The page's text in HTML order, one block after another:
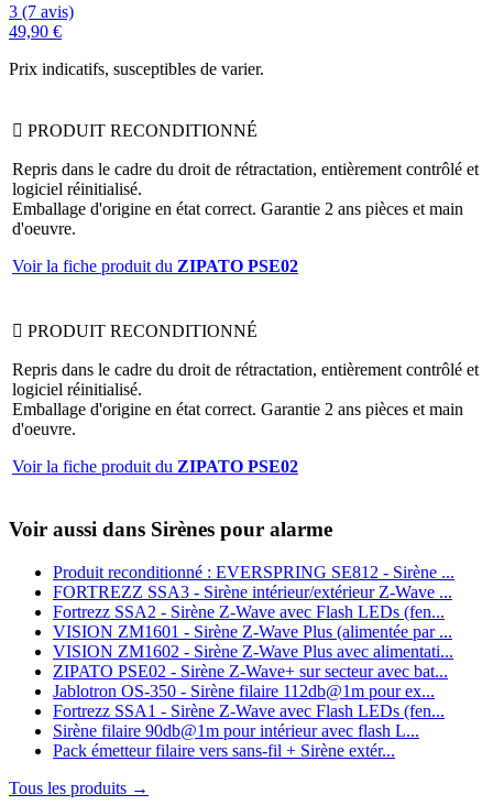
3 (7 avis)
49,90 €
Prix indicatifs, susceptibles de varier.
 PRODUIT RECONDITIONNÉ
Repris dans le cadre du droit de rétractation, entièrement contrôlé et
logiciel réinitialisé.
Emballage d'origine en état correct. Garantie 2 ans pièces et main
d'oeuvre.
Voir la fiche produit du ZIPATO PSE02
 PRODUIT RECONDITIONNÉ
Repris dans le cadre du droit de rétractation, entièrement contrôlé et
logiciel réinitialisé.
Emballage d'origine en état correct. Garantie 2 ans pièces et main
d'oeuvre.
Voir la fiche produit du ZIPATO PSE02
Voir aussi dans Sirènes pour alarme
Produit reconditionné : EVERSPRING SE812 - Sirène ...
FORTREZZ SSA3 - Sirène intérieur/extérieur Z-Wave ...
Fortrezz SSA2 - Sirène Z-Wave avec Flash LEDs (fen...
VISION ZM1601 - Sirène Z-Wave Plus (alimentée par ...
VISION ZM1602 - Sirène Z-Wave Plus avec alimentati...
ZIPATO PSE02 - Sirène Z-Wave+ sur secteur avec bat...
Jablotron OS-350 - Sirène filaire 112db@1m pour ex...
Fortrezz SSA1 - Sirène Z-Wave avec Flash LEDs (fen...
Sirène filaire 90db@1m pour intérieur avec flash L...
Pack émetteur filaire vers sans-fil + Sirène extér...
Tous les produits →